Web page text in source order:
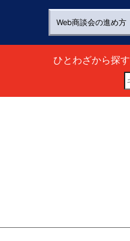
Web商談会の進め方
ひとわざから探す